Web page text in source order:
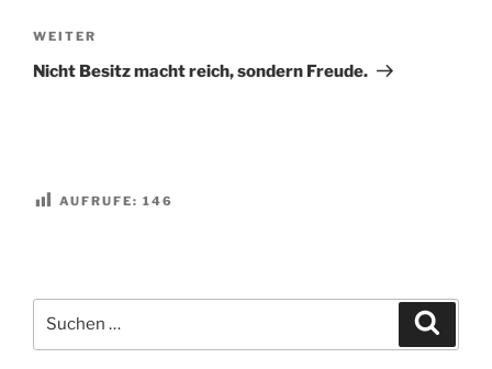
Nächster
Beitrag
WEITER
Nicht Besitz macht reich, sondern Freude.
AUFRUFE: 146
nach: